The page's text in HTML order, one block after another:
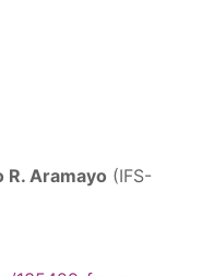
R. Aramayo (IFS-